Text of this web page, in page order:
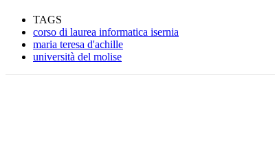
TAGS
corso di laurea informatica isernia
maria teresa d'achille
università del molise